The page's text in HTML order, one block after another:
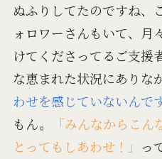
ぬふりしてたのですね、
ォロワーさんもいて、月
けてくださってるご支援
な恵まれた状況にありな
わせを感じていないんです
もん。
「みんなからこ
とってもしあわせ！」 っ